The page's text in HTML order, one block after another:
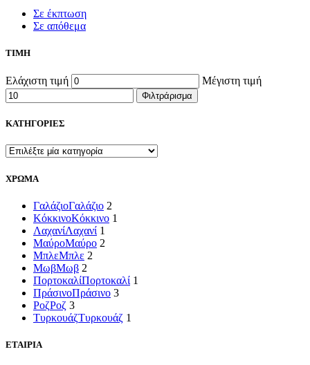
Σε έκπτωση
Σε απόθεμα
ΤΙΜΗ
Ελάχιστη τιμή Μέγιστη τιμή
Φιλτράρισμα
ΚΑΤΗΓΟΡΙΕΣ
ΧΡΩΜΑ
ΓαλάζιοΓαλάζιο 2
ΚόκκινοΚόκκινο 1
ΛαχανίΛαχανί 1
ΜαύροΜαύρο 2
ΜπλεΜπλε 2
ΜωβΜωβ 2
ΠορτοκαλίΠορτοκαλί 1
ΠράσινοΠράσινο 3
ΡοζΡοζ 3
ΤυρκουάζΤυρκουάζ 1
ΕΤΑΙΡΙΑ